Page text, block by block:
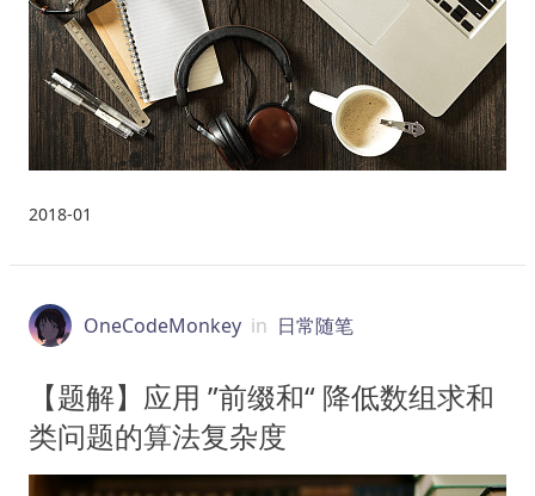
2018-01
OneCodeMonkey in 日常随笔
【题解】应用 ”前缀和“ 降低数组求和
类问题的算法复杂度